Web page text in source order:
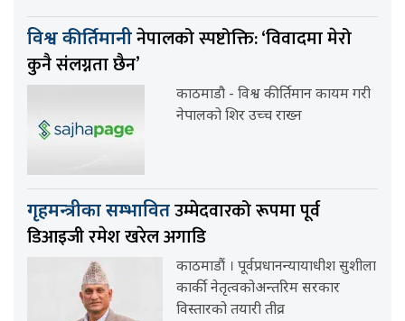
विश्व कीर्तिमानीनेपालको स्पष्टोक्ति: ‘विवादमा मेरो
कुनै संलग्नता छैन’
काठमाडौ - विश्व कीर्तिमान कायम गरी
नेपालको शिर उच्च राख्न
गृहमन्त्रीका सम्भावितउम्मेदवारको रूपमा पूर्व
डिआइजी रमेश खरेल अगाडि
काठमाडौं । पूर्वप्रधानन्यायाधीश सुशीला
कार्की नेतृत्वकोअन्तरिम सरकार
विस्तारको तयारी तीव्र